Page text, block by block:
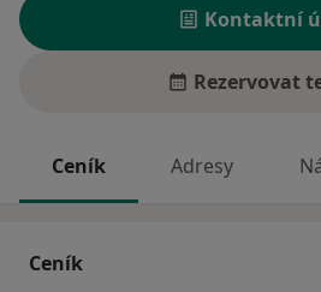
Kontaktní
Rezervovat
Ceník Adresy
Ceník